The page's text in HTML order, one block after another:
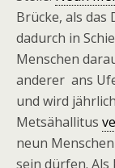
Brücke, als das
dadurch in
Menschen
anderer ans
und wird
Metsähallitus
neun
sein dürfen.